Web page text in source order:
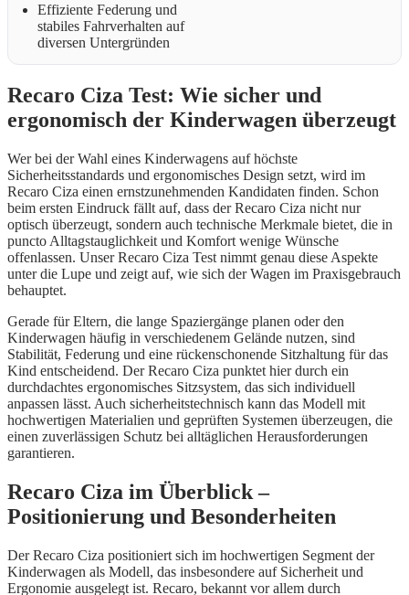
Effiziente Federung und
stabiles Fahrverhalten auf
diversen Untergründen
Recaro Ciza Test: Wie sicher und
ergonomisch der Kinderwagen überzeugt
Wer bei der Wahl eines Kinderwagens auf höchste
Sicherheitsstandards und ergonomisches Design setzt, wird im
Recaro Ciza einen ernstzunehmenden Kandidaten finden. Schon
beim ersten Eindruck fällt auf, dass der Recaro Ciza nicht nur
optisch überzeugt, sondern auch technische Merkmale bietet, die in
puncto Alltagstauglichkeit und Komfort wenige Wünsche
offenlassen. Unser Recaro Ciza Test nimmt genau diese Aspekte
unter die Lupe und zeigt auf, wie sich der Wagen im Praxisgebrauch
behauptet.
Gerade für Eltern, die lange Spaziergänge planen oder den
Kinderwagen häufig in verschiedenem Gelände nutzen, sind
Stabilität, Federung und eine rückenschonende Sitzhaltung für das
Kind entscheidend. Der Recaro Ciza punktet hier durch ein
durchdachtes ergonomisches Sitzsystem, das sich individuell
anpassen lässt. Auch sicherheitstechnisch kann das Modell mit
hochwertigen Materialien und geprüften Systemen überzeugen, die
einen zuverlässigen Schutz bei alltäglichen Herausforderungen
garantieren.
Recaro Ciza im Überblick –
Positionierung und Besonderheiten
Der Recaro Ciza positioniert sich im hochwertigen Segment der
Kinderwagen als Modell, das insbesondere auf Sicherheit und
Ergonomie ausgelegt ist. Recaro, bekannt vor allem durch